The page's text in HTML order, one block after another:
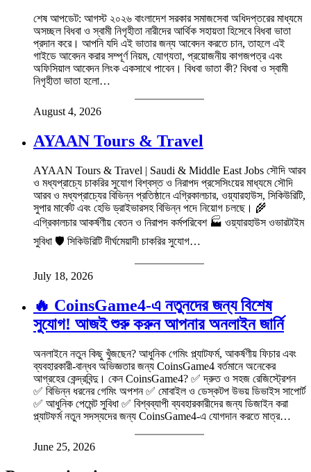
শেষ আপডেট: আগস্ট ২০২৬ বাংলাদেশ সরকার সমাজসেবা অধিদপ্তরের মাধ্যমে
অসচ্ছল বিধবা ও স্বামী নিগৃহীতা নারীদের আর্থিক সহায়তা হিসেবে বিধবা ভাতা
প্রদান করে। আপনি যদি এই ভাতার জন্য আবেদন করতে চান, তাহলে এই
গাইডে আবেদন করার সম্পূর্ণ নিয়ম, যোগ্যতা, প্রয়োজনীয় কাগজপত্র এবং
অফিসিয়াল আবেদন লিংক একসাথে পাবেন। বিধবা ভাতা কী? বিধবা ও স্বামী
নিগৃহীতা ভাতা হলো…
August 4, 2026
AYAAN Tours & Travel
AYAAN Tours & Travel | Saudi & Middle East Jobs সৌদি আরব
ও মধ্যপ্রাচ্যে চাকরির সুযোগ বিশ্বস্ত ও নিরাপদ প্রসেসিংয়ের মাধ্যমে সৌদি
আরব ও মধ্যপ্রাচ্যের বিভিন্ন প্রতিষ্ঠানে এগ্রিকালচার, ওয়্যারহাউস, সিকিউরিটি,
সুপার মার্কেট এবং হেভি ড্রাইভারসহ বিভিন্ন পদে নিয়োগ চলছে। 🌾
এগ্রিকালচার আকর্ষণীয় বেতন ও নিরাপদ কর্মপরিবেশ 🏭 ওয়্যারহাউস ওভারটাইম
সুবিধা 🛡️ সিকিউরিটি দীর্ঘমেয়াদী চাকরির সুযোগ…
July 18, 2026
🔥 CoinsGame4-এ নতুনদের জন্য বিশেষ
সুযোগ! আজই শুরু করুন আপনার অনলাইন জার্নি
অনলাইনে নতুন কিছু খুঁজছেন? আধুনিক গেমিং প্ল্যাটফর্ম, আকর্ষণীয় ফিচার এবং
ব্যবহারকারী-বান্ধব অভিজ্ঞতার জন্য CoinsGame4 বর্তমানে অনেকের
আগ্রহের কেন্দ্রবিন্দু। কেন CoinsGame4? ✅ দ্রুত ও সহজ রেজিস্ট্রেশন
✅ বিভিন্ন ধরনের গেমিং অপশন ✅ মোবাইল ও ডেস্কটপ উভয় ডিভাইস সাপোর্ট
✅ আধুনিক পেমেন্ট সুবিধা ✅ বিশ্বব্যাপী ব্যবহারকারীদের জন্য ডিজাইন করা
প্ল্যাটফর্ম নতুন সদস্যদের জন্য CoinsGame4-এ যোগদান করতে মাত্র…
June 25, 2026